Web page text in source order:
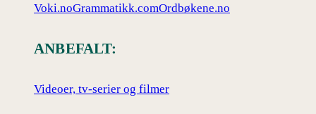
Voki.noGrammatikk.comOrdbøkene.no
ANBEFALT:
Videoer, tv-serier og filmer